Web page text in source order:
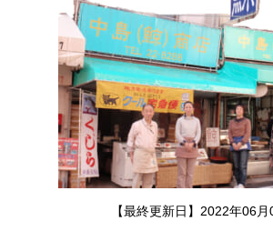
【最終更新日】2022年06月